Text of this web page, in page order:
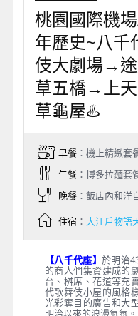
桃園國際機
年歷史~八千
伎大劇場→
草五橋→上
草龜屋♨️
早餐：機上精緻套
午餐：博多拉麵套
晚餐：飯店內和洋
住宿： 大江戶物語
【八千代座】 於明治
的商人們集資建成的
台、桝席、花道等充
代歌舞伎小屋的風格
光彩奪目的廣告和大
明治以來的浪漫氣氛。